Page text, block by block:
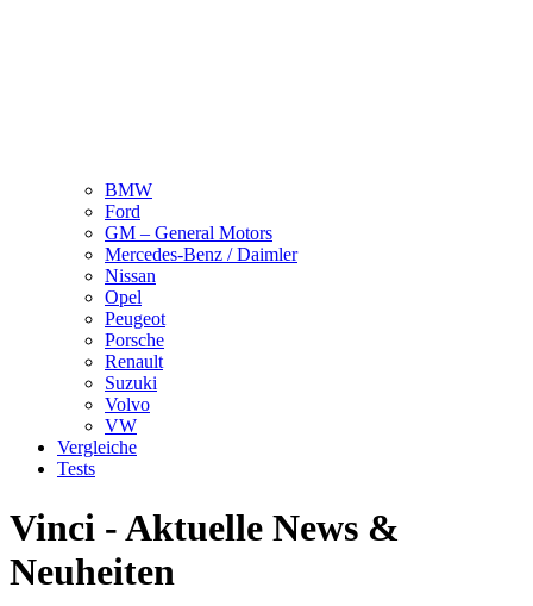
BMW
Ford
GM – General Motors
Mercedes-Benz / Daimler
Nissan
Opel
Peugeot
Porsche
Renault
Suzuki
Volvo
VW
Vergleiche
Tests
Vinci - Aktuelle News &
Neuheiten